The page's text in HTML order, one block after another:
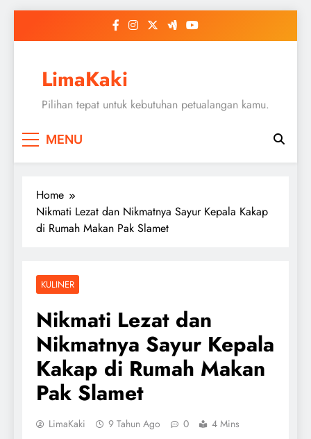
LimaKaki
Pilihan tepat untuk kebutuhan petualangan kamu.
MENU
Home
Nikmati Lezat dan Nikmatnya Sayur Kepala Kakap
di Rumah Makan Pak Slamet
KULINER
Nikmati Lezat dan
Nikmatnya Sayur Kepala
Kakap di Rumah Makan
Pak Slamet
LimaKaki 9 Tahun Ago 0 4 Mins